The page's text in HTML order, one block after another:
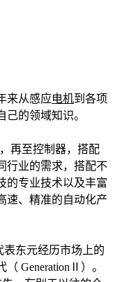
来从感应电机到各项
的领域知识。
再至控制器，搭配
行业的需求，搭配不
的专业技术以及丰富
速、精准的自动化产
表东元经历市场上的
GenerationⅡ）。